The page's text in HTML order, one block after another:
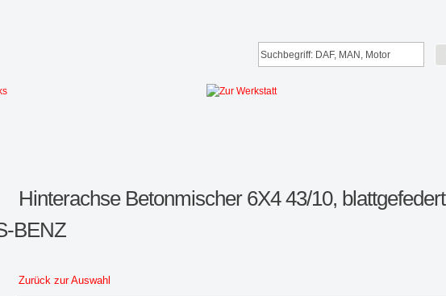
Hinterachse Betonmischer 6X4 43/10, blattgefedert
BENZ
Zurück zur Auswahl